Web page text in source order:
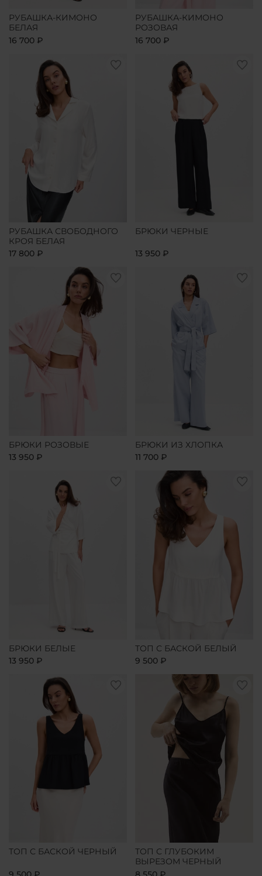
РУБАШКА-КИМОНО
БЕЛАЯ
16 700 ₽
РУБАШКА-КИМОНО
РОЗОВАЯ
16 700 ₽
РУБАШКА СВОБОДНОГО
КРОЯ БЕЛАЯ
17 800 ₽
БРЮКИ ЧЕРНЫЕ
13 950 ₽
БРЮКИ РОЗОВЫЕ
13 950 ₽
БРЮКИ ИЗ ХЛОПКА
11 700 ₽
БРЮКИ БЕЛЫЕ
13 950 ₽
ТОП С БАСКОЙ БЕЛЫЙ
9 500 ₽
ТОП С БАСКОЙ ЧЕРНЫЙ
ТОП С ГЛУБОКИМ
ВЫРЕЗОМ ЧЕРНЫЙ